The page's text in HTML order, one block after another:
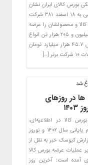
بورس کالای ایران نشان
می دهد در هفته منتهی به ۱۸ اسفند ۳۸۱ شرکت
کالا و محصولشان را عرضه
کردند که به معامله ۳ میلیون و ۲۰۵ هزار تن انواع
کالا و محصول به ارزش ۴۵.۷ هزار میلیارد تومان
[…]
شد
در روزهای
کالا در اطلاعیه‌ای،
زمان‌بندی عرضه در ایام پایانی سال ۱۴۰۲ و نوروز
گزارش کیوسک خبر به نقل از
عملیات عرضه بورس کالا
آمده است: آخرین روز